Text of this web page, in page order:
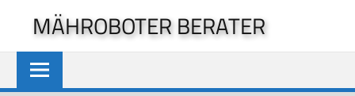
springen
MÄHROBOTER BERATER